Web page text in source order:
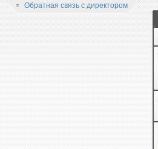
Обратная связь с директором